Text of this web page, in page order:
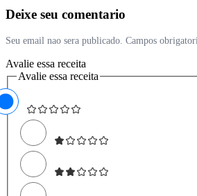
Deixe seu comentario
Seu email nao sera publicado. Campos
Avalie essa receita
Avalie essa receita